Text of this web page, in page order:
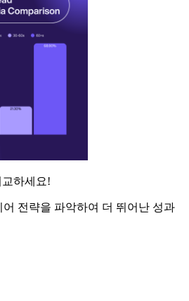
교하세요!
전략을 파악하여 더 뛰어난 성과